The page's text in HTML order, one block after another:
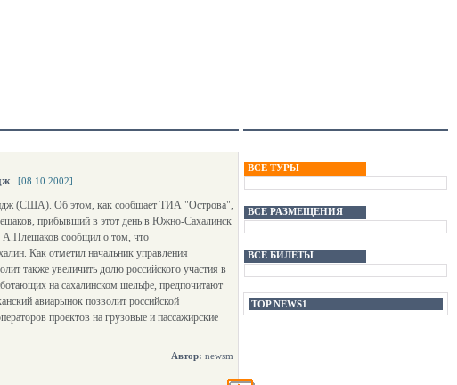
[08.10.2002]
(США). Об этом, как сообщает ТИА "Острова",
прибывший в этот день в Южно-Сахалинск
А.Плешаков сообщил о том, что
Как отметил начальник управления
также увеличить долю российского участия в
на сахалинском шельфе, предпочитают
авиарынок позволит российской
проектов на грузовые и пассажирские
Автор: newsm
ВСЕ ТУРЫ
ВСЕ РАЗМЕЩЕНИЯ
ВСЕ БИЛЕТЫ
TOP NEWS1